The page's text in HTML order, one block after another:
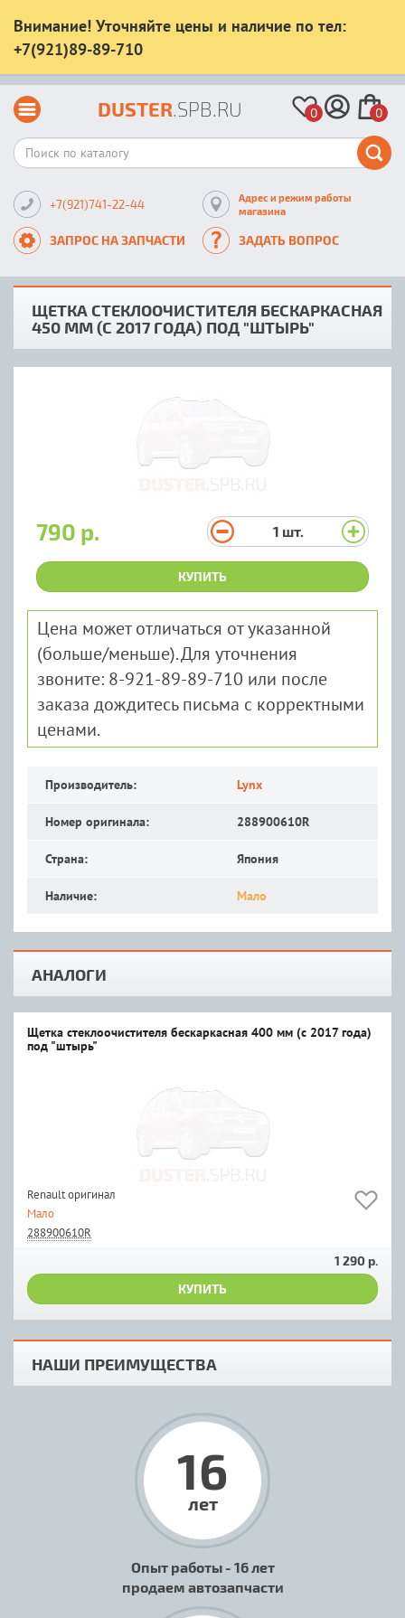
Внимание! Уточняйте цены и наличие по тел:
+7(921)89-89-710
DUSTER.SPB.RU 0 0
+7(921)741-22-44
Адрес и режим работы
магазина
ЗАПРОС НА ЗАПЧАСТИ ЗАДАТЬ ВОПРОС
ЩЕТКА СТЕКЛООЧИСТИТЕЛЯ БЕСКАРКАСНАЯ
450 ММ (С 2017 ГОДА) ПОД "ШТЫРЬ"
790 р. 1 шт.
КУПИТЬ
Цена может отличаться от указанной
(больше/меньше). Для уточнения
звоните: 8-921-89-89-710 или после
заказа дождитесь письма с корректными
ценами.
Производитель: Lynx
Номер оригинала: 288900610R
Страна: Япония
Наличие: Мало
АНАЛОГИ
Щетка стеклоочистителя бескаркасная 400 мм (с 2017 года)
под "штырь"
Renault оригинал
Мало
288900610R
1 290 р.
КУПИТЬ
НАШИ ПРЕИМУЩЕСТВА
16
лет
Опыт работы - 16 лет
продаем автозапчасти